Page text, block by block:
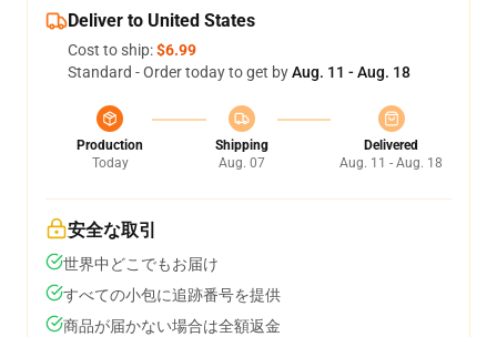
Deliver to United States
Cost to ship:$6.99
Standard - Order today to get byAug. 11 - Aug. 18
Production
Today
Shipping
Aug. 07
Delivered
Aug. 11 - Aug. 18
安全な取引
世界中どこでもお届け
すべての小包に追跡番号を提供
商品が届かない場合は全額返金